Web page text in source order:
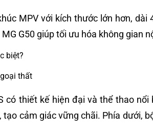
MPV với kích thước lớn hơn,
G50 giúp tối ưu hóa không gian
thất
có thiết kế hiện đại và thể thao
cảm giác vững chãi. Phía dưới,